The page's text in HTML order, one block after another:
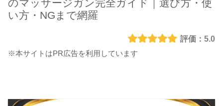
のマッサージガン完全ガイド｜選び方・使
い方・NGまで網羅
5.0
※本サイトはPR広告を利用しています